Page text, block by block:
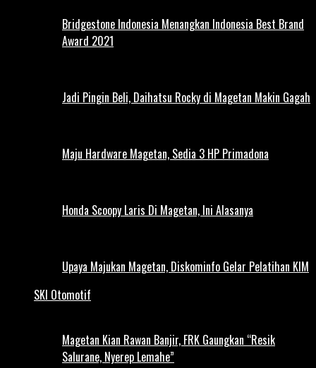
Bridgestone Indonesia Menangkan Indonesia Best Brand
Award 2021
Jadi Pingin Beli, Daihatsu Rocky di Magetan Makin Gagah
Maju Hardware Magetan, Sedia 3 HP Primadona
Honda Scoopy Laris Di Magetan, Ini Alasanya
Upaya Majukan Magetan, Diskominfo Gelar Pelatihan KIM
SKI Otomotif
Magetan Kian Rawan Banjir, FRK Gaungkan “Resik
Salurane, Nyerep Lemahe”